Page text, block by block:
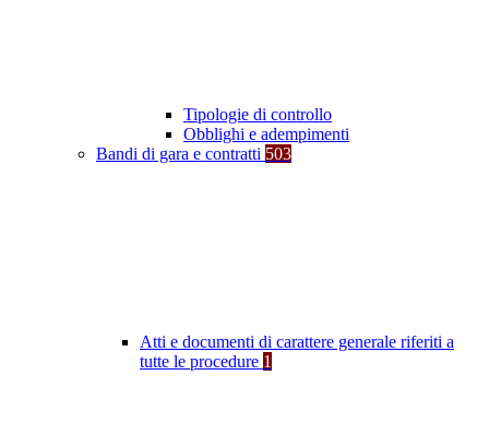
Tipologie di controllo
Obblighi e adempimenti
Bandi di gara e contratti 503
Atti e documenti di carattere generale riferiti a
tutte le procedure 1